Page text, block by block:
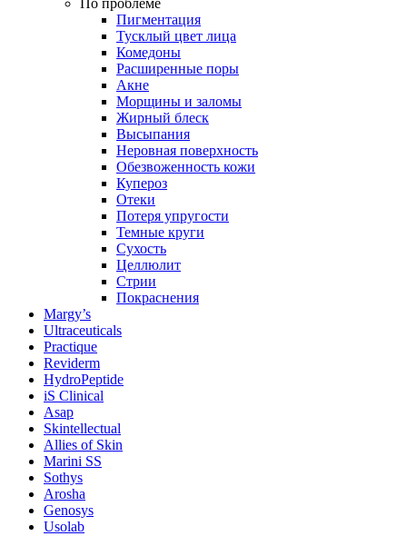
По проблеме
Пигментация
Тусклый цвет лица
Комедоны
Расширенные поры
Акне
Морщины и заломы
Жирный блеск
Высыпания
Неровная поверхность
Обезвоженность кожи
Купероз
Отеки
Потеря упругости
Темные круги
Сухость
Целлюлит
Стрии
Покраснения
Margy’s
Ultraceuticals
Practique
Reviderm
HydroPeptide
iS Clinical
Asap
Skintellectual
Allies of Skin
Marini SS
Sothys
Arosha
Genosys
Usolab